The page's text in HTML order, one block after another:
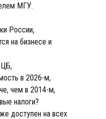
МГУ.
России,
на бизнесе и
ЦБ,
в 2026-м,
чем в 2014-м,
налоги?
доступен на всех